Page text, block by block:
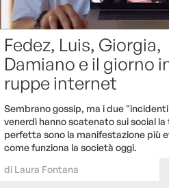
Fedez, Luis, Giorgia,
Damiano e il giorno
ruppe internet
Sembrano gossip, ma i due
venerdì hanno scatenato sui social
perfetta sono la manifestazione più
come funziona la società oggi.
di Laura Fontana